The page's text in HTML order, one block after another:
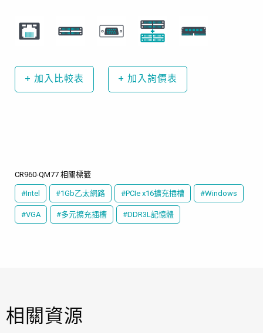
+ 加入比較表 + 加入詢價表
CR960-QM77 相關標籤
#Intel #1Gb乙太網路 #PCIe x16擴充插槽 #Windows
#VGA #多元擴充插槽 #DDR3L記憶體
相關資源